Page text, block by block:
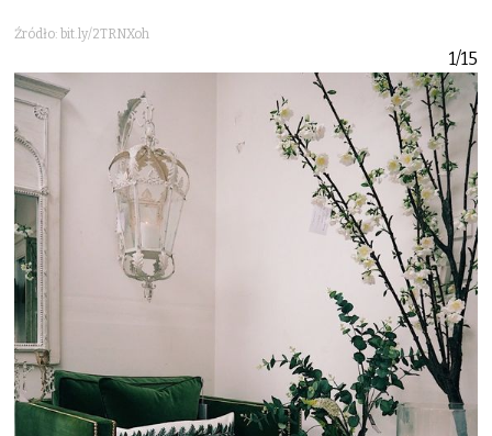
Źródło: bit.ly/2TRNXoh
1/15